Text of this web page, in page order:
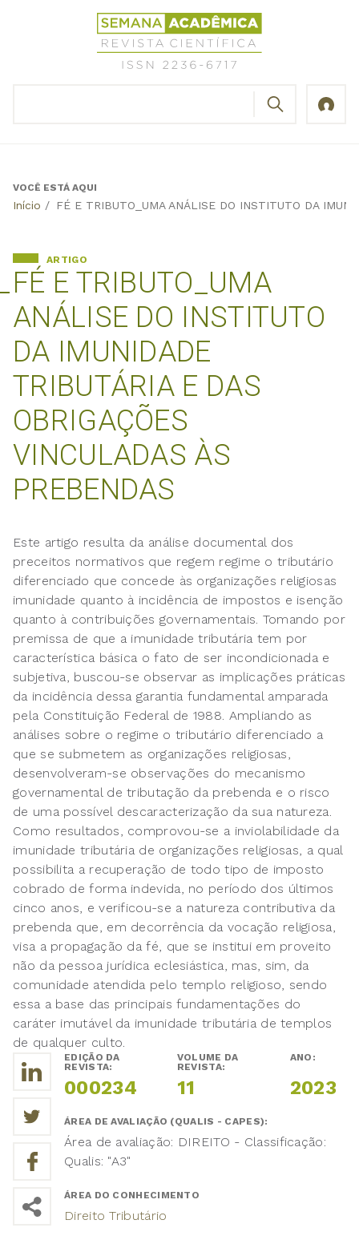
Revista
Científica
Semana
Back
VOCÊ ESTÁ AQUI
Início / FÉ E TRIBUTO_UMA ANÁLISE DO INSTITUTO DA
FÉ E TRIBUTO_UMA
ANÁLISE DO INSTITUTO
DA IMUNIDADE
TRIBUTÁRIA E DAS
OBRIGAÇÕES
VINCULADAS ÀS
PREBENDAS
ARTIGO
Este artigo resulta da análise documental dos
preceitos normativos que regem regime o tributário
diferenciado que concede às organizações religiosas
imunidade quanto à incidência de impostos e isenção
quanto à contribuições governamentais. Tomando por
premissa de que a imunidade tributária tem por
característica básica o fato de ser incondicionada e
subjetiva, buscou-se observar as implicações práticas
da incidência dessa garantia fundamental amparada
pela Constituição Federal de 1988. Ampliando as
análises sobre o regime o tributário diferenciado a
que se submetem as organizações religiosas,
desenvolveram-se observações do mecanismo
governamental de tributação da prebenda e o risco
de uma possível descaracterização da sua natureza.
Como resultados, comprovou-se a inviolabilidade da
imunidade tributária de organizações religiosas, a qual
possibilita a recuperação de todo tipo de imposto
cobrado de forma indevida, no período dos últimos
cinco anos, e verificou-se a natureza contributiva da
prebenda que, em decorrência da vocação religiosa,
visa a propagação da fé, que se institui em proveito
não da pessoa jurídica eclesiástica, mas, sim, da
comunidade atendida pelo templo religioso, sendo
essa a base das principais fundamentações do
caráter imutável da imunidade tributária de templos
de qualquer culto.
EDIÇÃO DA
REVISTA:
000234
VOLUME DA
REVISTA:
11
ANO:
2023
ÁREA DE AVALIAÇÃO (QUALIS - CAPES):
Área de avaliação: DIREITO - Classificação:
Qualis: "A3"
ÁREA DO CONHECIMENTO
Direito Tributário